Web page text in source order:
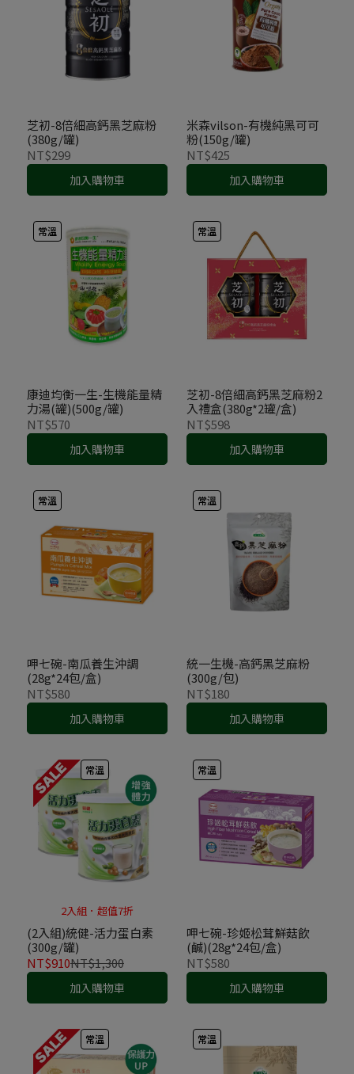
芝初-8倍細高鈣黑芝麻粉
(380g/罐)
NT$299
加入購物車
米森vilson-有機純黑可可
粉(150g/罐)
NT$425
加入購物車
常溫
康迪均衡一生-生機能量精
力湯(罐)(500g/罐)
NT$570
加入購物車
常溫
芝初-8倍細高鈣黑芝麻粉2
入禮盒(380g*2罐/盒)
NT$598
加入購物車
常溫
呷七碗-南瓜養生沖調
(28g*24包/盒)
NT$580
加入購物車
常溫
統一生機-高鈣黑芝麻粉
(300g/包)
NT$180
加入購物車
常溫
2入組．超值7折
(2入組)統健-活力蛋白素
(300g/罐)
NT$910NT$1,300
加入購物車
常溫
呷七碗-珍姬松茸鮮菇飲
(鹹)(28g*24包/盒)
NT$580
加入購物車
常溫 常溫